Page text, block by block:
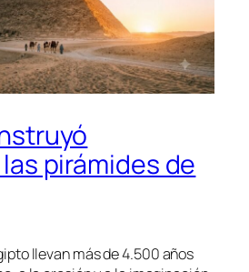
pirámides de
llevan más de 4.500 años